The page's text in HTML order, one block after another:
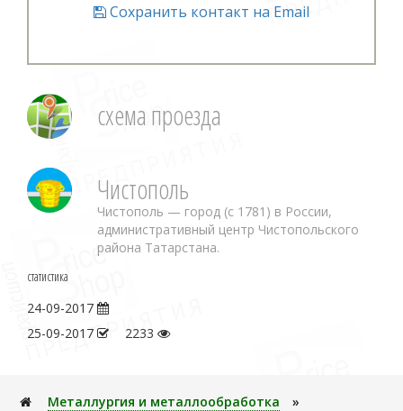
Сохранить контакт на Email
схема проезда
Чистополь
Чистополь — город (с 1781) в России,
административный центр Чистопольского
района Татарстана.
статистика
24-09-2017
25-09-2017
2233
Металлуpгия и металлообработка
»